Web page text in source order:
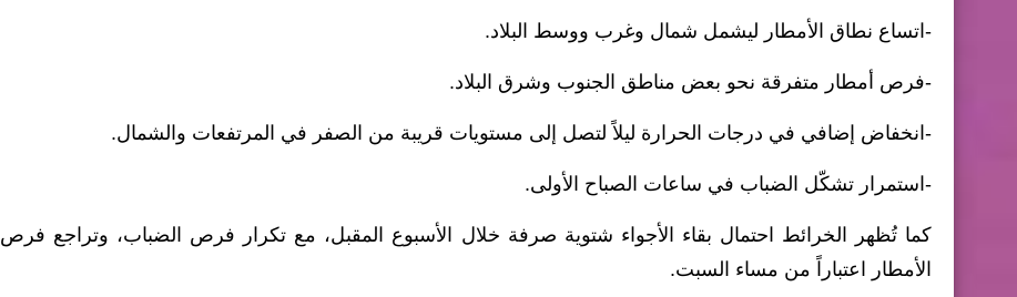
-اتساع نطاق الأمطار ليشمل شمال وغرب ووسط البلاد.
-فرص أمطار متفرقة نحو بعض مناطق الجنوب وشرق البلاد.
-انخفاض إضافي في درجات الحرارة ليلاً لتصل إلى مستويات قريبة من الصفر في المرتفعات والشمال.
-استمرار تشكّل الضباب في ساعات الصباح الأولى.
كما تُظهر الخرائط احتمال بقاء الأجواء شتوية صرفة خلال الأسبوع المقبل، مع تكرار فرص الضباب، وتراجع فرص
الأمطار اعتباراً من مساء السبت.